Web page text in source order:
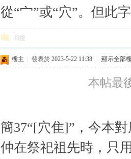
從“宀”或“穴”。但此
回復
樓主 發表於 2023-5-22 11:38 顯示全部
本帖最
簡37“[穴隹]”，今本
仲在祭祀祖先時，只